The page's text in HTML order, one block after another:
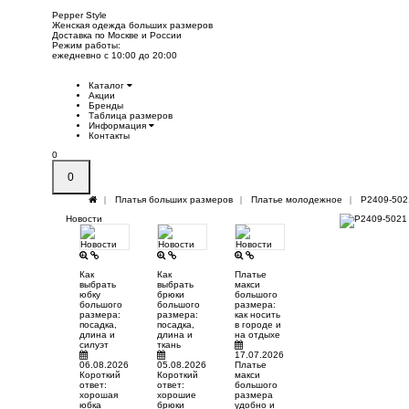
Pepper Style
Женская одежда больших размеров
Доставка по Москве и России
Режим работы:
ежедневно с 10:00 до 20:00
Каталог
Акции
Бренды
Таблица размеров
Информация
Контакты
0
0
Платья больших размеров Платье молодежное
P2409-
Новости
Как
выбрать
юбку
большого
размера:
посадка,
длина и
силуэт
06.08.2026
Короткий
ответ:
хорошая
юбка
Как
выбрать
брюки
большого
размера:
посадка,
длина и
ткань
05.08.2026
Короткий
ответ:
хорошие
брюки
Платье
макси
большого
размера:
как носить
в городе и
на отдыхе
17.07.2026
Платье
макси
большого
размера
удобно и